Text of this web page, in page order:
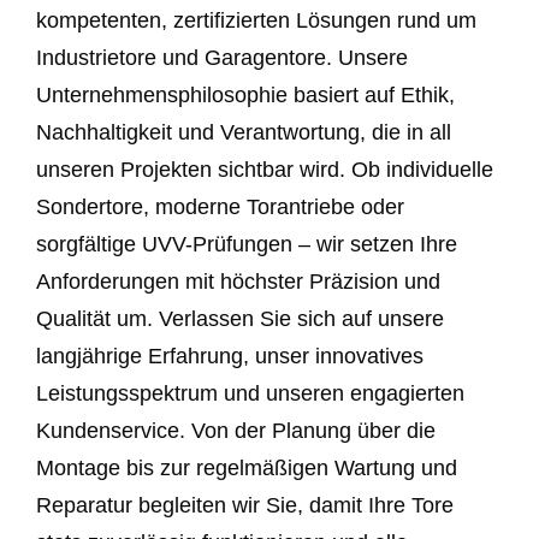
kompetenten, zertifizierten Lösungen rund um
Industrietore und Garagentore. Unsere
Unternehmensphilosophie basiert auf Ethik,
Nachhaltigkeit und Verantwortung, die in all
unseren Projekten sichtbar wird. Ob individuelle
Sondertore, moderne Torantriebe oder
sorgfältige UVV-Prüfungen – wir setzen Ihre
Anforderungen mit höchster Präzision und
Qualität um. Verlassen Sie sich auf unsere
langjährige Erfahrung, unser innovatives
Leistungsspektrum und unseren engagierten
Kundenservice. Von der Planung über die
Montage bis zur regelmäßigen Wartung und
Reparatur begleiten wir Sie, damit Ihre Tore